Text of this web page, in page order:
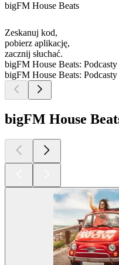
bigFM House Beats
Zeskanuj kod,
pobierz aplikację,
zacznij słuchać.
bigFM House Beats:
bigFM House Beats:
bigFM House